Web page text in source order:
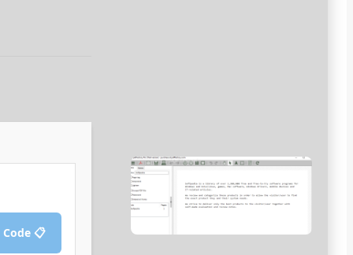
📋 Copy Crack Code